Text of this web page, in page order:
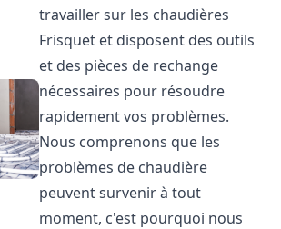
travailler sur les chaudières
Frisquet et disposent des outils
et des pièces de rechange
nécessaires pour résoudre
rapidement vos problèmes.
Nous comprenons que les
problèmes de chaudière
peuvent survenir à tout
moment, c'est pourquoi nous